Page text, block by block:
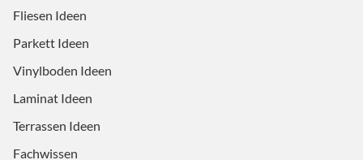
Fliesen Ideen
Parkett Ideen
Vinylboden Ideen
Laminat Ideen
Terrassen Ideen
Fachwissen